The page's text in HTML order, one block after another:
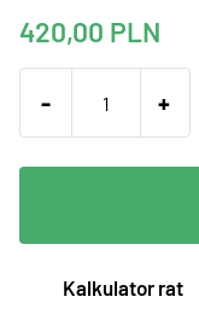
420,00 PLN
- +
Kalkulator rat